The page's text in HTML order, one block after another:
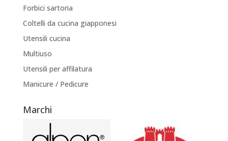
Forbici sartoria
Coltelli da cucina giapponesi
Utensili cucina
Multiuso
Utensili per affilatura
Manicure / Pedicure
Marchi